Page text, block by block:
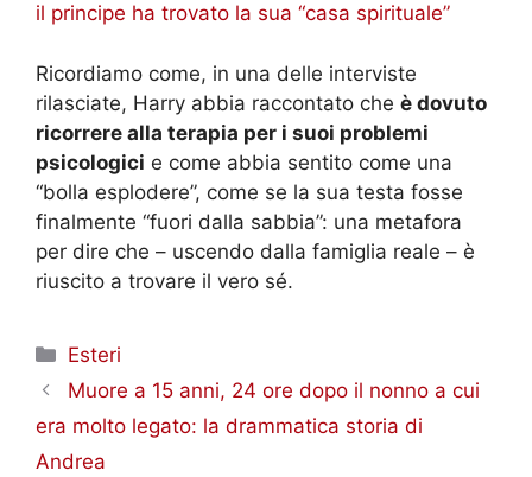
il principe ha trovato la sua “casa spirituale”
Ricordiamo come, in una delle interviste
rilasciate, Harry abbia raccontato che è dovuto
ricorrere alla terapia per i suoi problemi
psicologici e come abbia sentito come una
“bolla esplodere”, come se la sua testa fosse
finalmente “fuori dalla sabbia”: una metafora
per dire che – uscendo dalla famiglia reale – è
riuscito a trovare il vero sé.
Categorie
Esteri
Muore a 15 anni, 24 ore dopo il nonno a cui
era molto legato: la drammatica storia di
Andrea